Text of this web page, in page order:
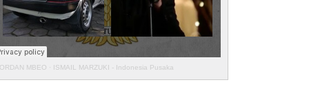
MBEO · ISMAIL MARZUKI - Indonesia Pusaka